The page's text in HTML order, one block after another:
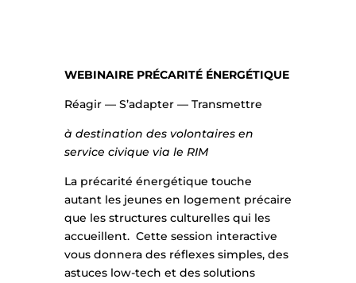
WEBINAIRE PRÉCARITÉ ÉNERGÉTIQUE
Réagir — S’adapter — Transmettre
à destination des volontaires en
service civique via le RIM
La précarité énergétique touche
autant les jeunes en logement précaire
que les structures culturelles qui les
accueillent. Cette session interactive
vous donnera des réflexes simples, des
astuces low-tech et des solutions